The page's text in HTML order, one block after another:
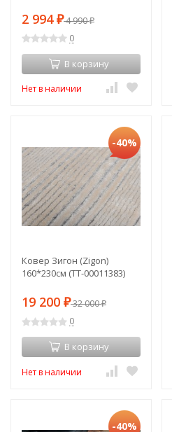
2 994 ₽4 990₽
0
В корзину
Нет в наличии
-40%
Ковер Зигон (Zigon)
160*230см (TT-00011383)
19 200 ₽32 000₽
0
В корзину
Нет в наличии
-40%